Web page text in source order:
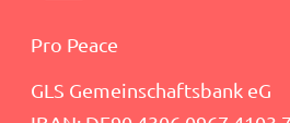
Pro Peace
GLS Gemeinschaftsbank eG